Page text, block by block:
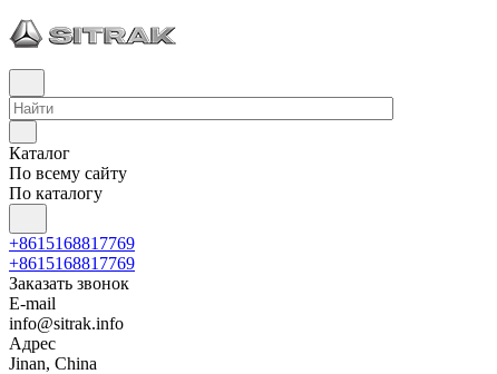
Каталог
По всему сайту
По каталогу
+8615168817769
+8615168817769
Заказать звонок
E-mail
info@sitrak.info
Адрес
Jinan, China